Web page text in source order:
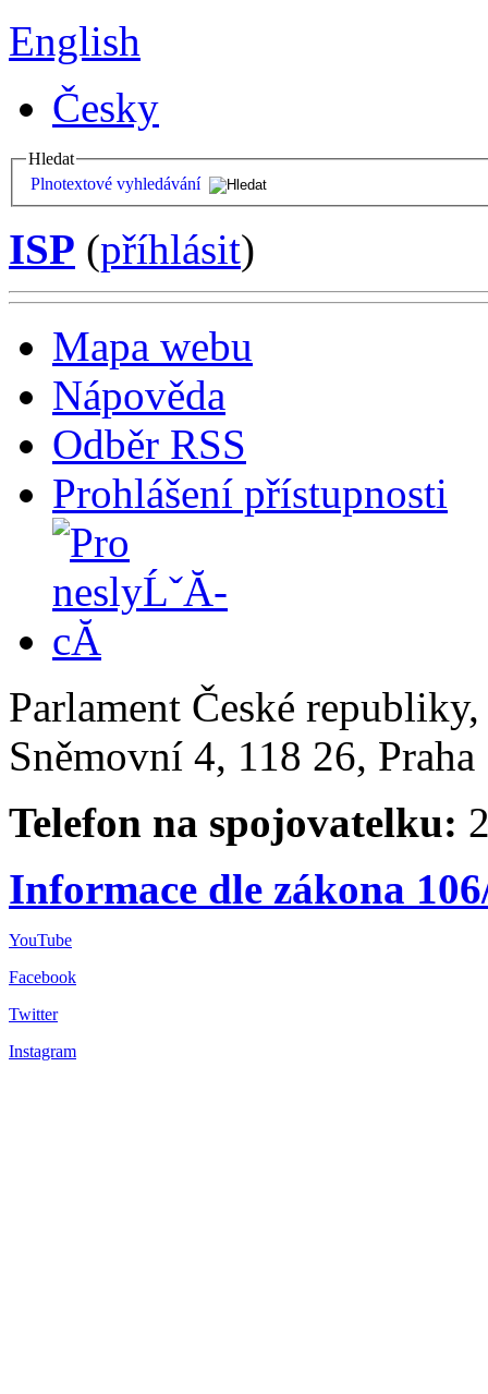
English
Česky
Hledat
Plnotextové vyhledávání
ISP (příhlásit)
Mapa webu
Nápověda
Odběr RSS
Prohlášení přístupnosti
Parlament České
Sněmovní 4, 118 26,
Telefon na spojovatelku:
Informace dle zákona
YouTube
Facebook
Twitter
Instagram